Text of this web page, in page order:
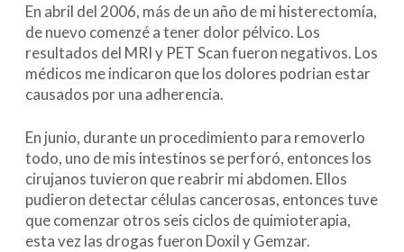
En abril del 2006, más de un año de mi histerectomía,
de nuevo comenzé a tener dolor pélvico. Los
resultados del MRI y PET Scan fueron negativos. Los
médicos me indicaron que los dolores podrian estar
causados por una adherencia.
En junio, durante un procedimiento para removerlo
todo, uno de mis intestinos se perforó, entonces los
cirujanos tuvieron que reabrir mi abdomen. Ellos
pudieron detectar células cancerosas, entonces tuve
que comenzar otros seis ciclos de quimioterapia,
esta vez las drogas fueron Doxil y Gemzar.